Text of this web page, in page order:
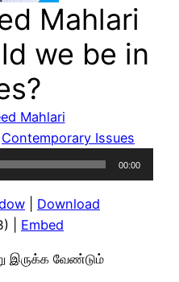
Mahlari
we be in
Mahlari
Contemporary Issues
00:00
Download
| Embed
இருக்க வேண்டும்